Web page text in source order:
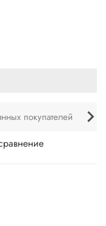
покупателей